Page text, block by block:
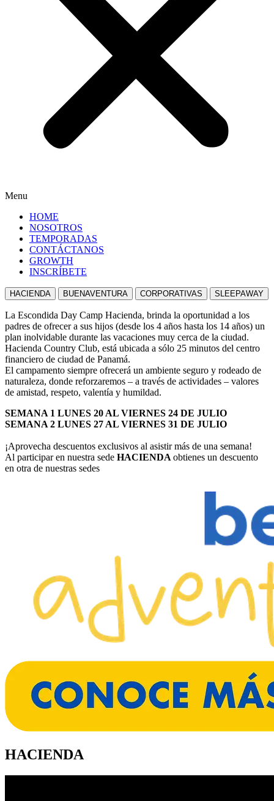
Menu
HOME
NOSOTROS
TEMPORADAS
CONTÁCTANOS
GROWTH
INSCRÍBETE
HACIENDA BUENAVENTURA CORPORATIVAS SLEEPAWAY
La Escondida Day Camp Hacienda, brinda la oportunidad a los
padres de ofrecer a sus hijos (desde los 4 años hasta los 14 años) un
plan inolvidable durante las vacaciones muy cerca de la ciudad.
Hacienda Country Club, está ubicada a sólo 25 minutos del centro
financiero de ciudad de Panamá.
El campamento siempre ofrecerá un ambiente seguro y rodeado de
naturaleza, donde reforzaremos – a través de actividades – valores
de amistad, respeto, valentía y humildad.
SEMANA 1 LUNES 20 AL VIERNES 24 DE JULIO
SEMANA 2 LUNES 27 AL VIERNES 31 DE JULIO
¡Aprovecha descuentos exclusivos al asistir más de una semana!
Al participar en nuestra sede HACIENDA obtienes un descuento
en otra de nuestras sedes
HACIENDA